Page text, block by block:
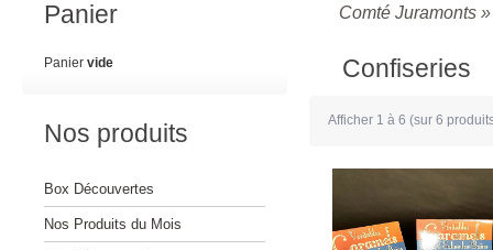
Comté Juramonts
Confiseries
Afficher 1 à 6 (sur 6
Panier
Panier vide
Nos produits
Box Découvertes
Nos Produits du Mois